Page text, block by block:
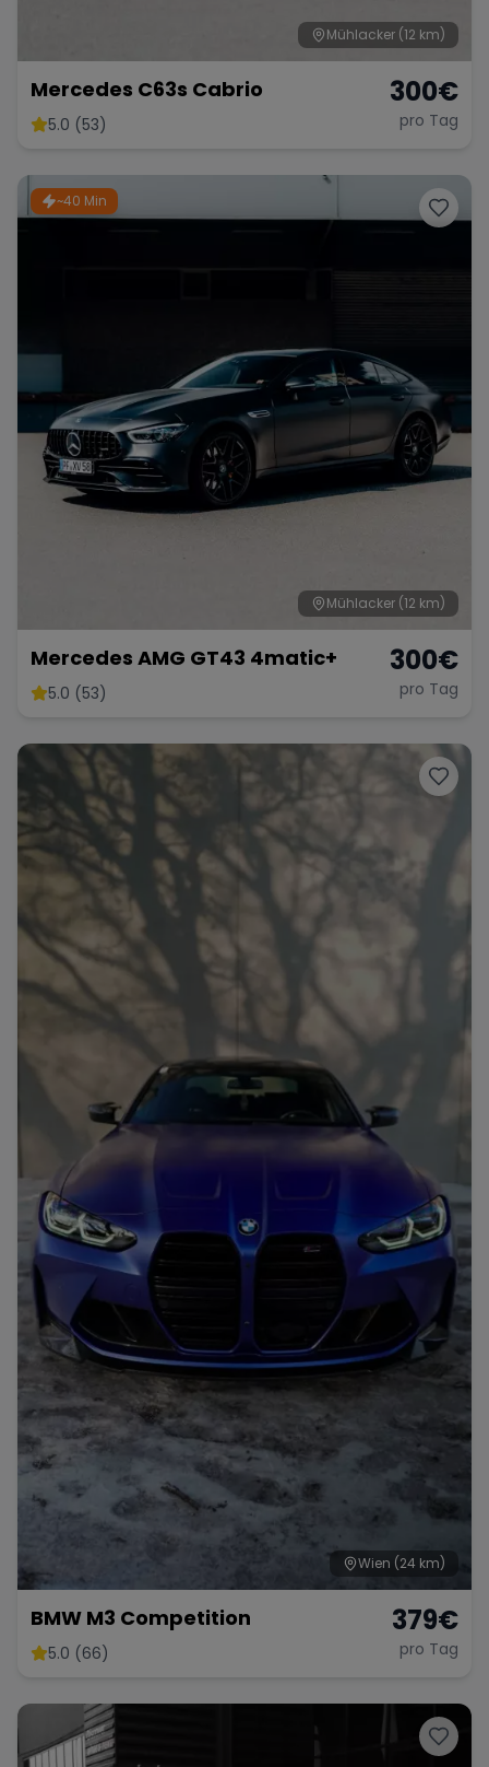
Bugatti Lotus Maserati
Range Rover
Mühlacker (12 km)
Mercedes C63s Cabrio
5.0 (53)
300€
pro Tag
~40 Min
Mühlacker (12 km)
Mercedes AMG GT43 4matic+
5.0 (53)
300€
pro Tag
Wien (24 km)
BMW M3 Competition
5.0 (66)
379€
pro Tag